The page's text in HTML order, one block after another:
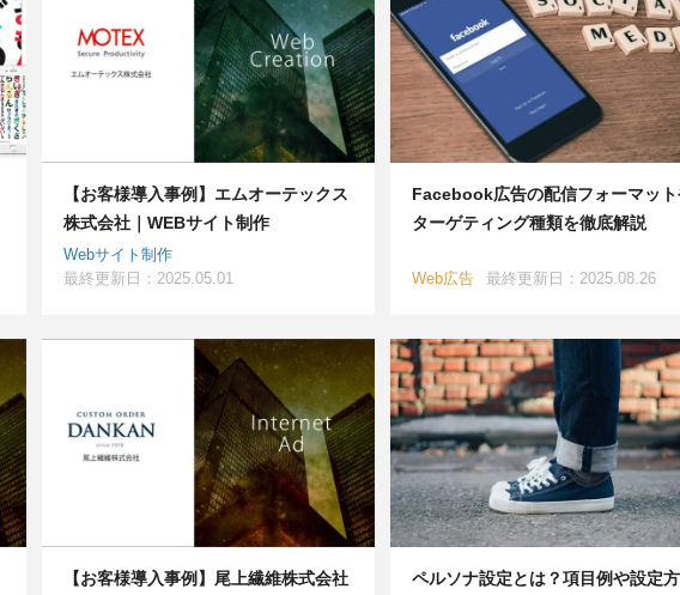
【お客様導入事例】エムオーテックス
株式会社｜WEBサイト制作
Webサイト制作
最終更新日：2025.05.01
Facebook広告の配信フォーマッ
ターゲティング種類を徹底解説
Web広告 最終更新日：2025.08.26
【お客様導入事例】尾上繊維株式会社
ペルソナ設定とは？項目例や設定方